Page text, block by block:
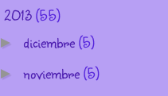
2013(55)
► diciembre(5)
► noviembre(5)